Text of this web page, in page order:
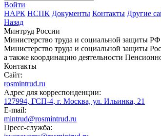
Войти
НАРК НСПК Документы Контакты Другие
Назад
Минтруд России
Министерство труда и социальной защиты РФ
Министерство труда и социальной защиты
а также координацию деятельности
Контакты
Сайт:
rosmintrud.ru
Адрес для корреспонденции:
127994, ГСП-4, г. Москва, ул. Ильинка, 21
E-mail:
mintrud@rosmintrud.ru
Пресс-служба: